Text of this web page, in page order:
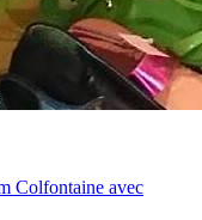
Colfontaine avec